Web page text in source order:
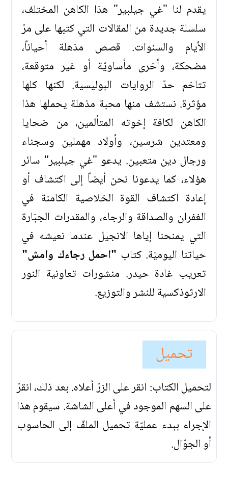
يقدم لنا "غي جيلبير" هذا الكاهن المختلف،
سلسلة جديدة من المقالات التي كتبها على مرّ
الأيام والسنوات. قصص مذهلة أحياناً،
مضحكة، وأخرى مأساويّة أو غير متوقعة،
تتاخم حدّ الروايات البوليسية. لكنها كلها
مؤثرة. نستشف منها محبة مذهلة يحملها هذا
الكاهن لكافة إخوته المتألمين، من ضحايا
ومعتدين شرسين، وأولاد مهملين وسجناء
ورجال دين متعبين. يدعو "غي جيلبير" سائر
هؤلاء، كما يدعونا نحن أيضاً إلى اكتشاف أو
إعادة اكتشاف القوة الخلاصية الكامنة في
الغفران والصداقة والرجاء، والمقدرات الجبّارة
التي يمنحنا إياها الانجيل عندما نعيشه في
حياتنا اليوميّة. كتاب "احمل رجاءك وامش"
تعريب غادة حيدر. منشورات تعاونية النور
الارثوذكسية للنشر والتوزيع.
تحميل
لتحميل الكتاب: انقر على الزرّ أعلاه. بعد ذلك، انقرّ
على السهم الموجود في أعلى الشاشة. سيقوم هذا
الإجراء ببدء عمليّة تحميل الملفّ إلى الحاسوب
أو الجوّال.